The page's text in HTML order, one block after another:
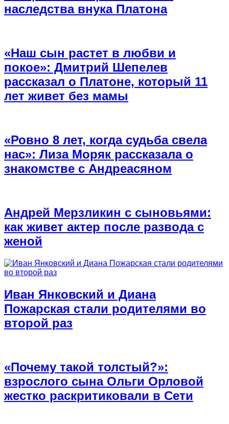
наследства внука Платона
«Наш сын растет в любви и
покое»: Дмитрий Шепелев
рассказал о Платоне, который 11
лет живет без мамы
«Ровно 8 лет, когда судьба свела
нас»: Лиза Моряк рассказала о
знакомстве с Андреасяном
Андрей Мерзликин с сыновьями:
как живет актер после развода с
женой
Иван Янковский и Диана
Пожарская стали родителями во
второй раз
«Почему такой толстый?»:
взрослого сына Ольги Орловой
жестко раскритиковали в Сети